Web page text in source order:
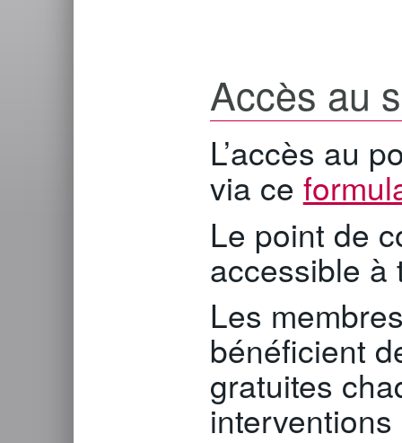
Accès au
L’accès au
via ce
Le point de
accessible à
Les
bénéficient
gratuites